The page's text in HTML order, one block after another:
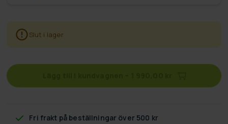
Slut i lager
Fri frakt på beställningar över 500 kr